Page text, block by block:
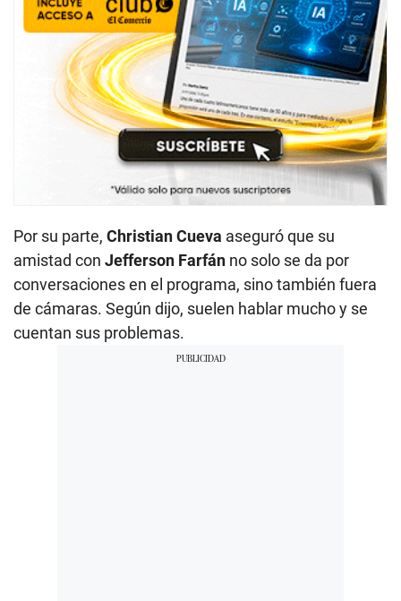
Por su parte, Christian Cueva aseguró que su
amistad con Jefferson Farfán no solo se da por
conversaciones en el programa, sino también fuera
de cámaras. Según dijo, suelen hablar mucho y se
cuentan sus problemas.